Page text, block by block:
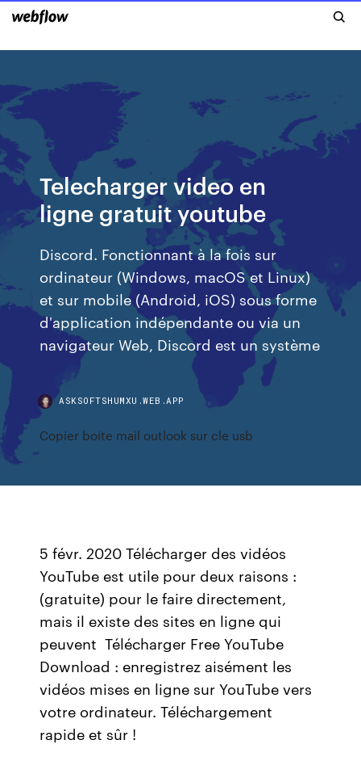
Telecharger video en
ligne gratuit youtube
Discord. Fonctionnant à la fois sur
ordinateur (Windows, macOS et Linux)
et sur mobile (Android, iOS) sous forme
d'application indépendante ou via un
navigateur Web, Discord est un système
ASKSOFTSHUMXU.WEB.APP
Copier boite mail outlook sur cle usb
5 févr. 2020 Télécharger des vidéos
YouTube est utile pour deux raisons :
(gratuite) pour le faire directement,
mais il existe des sites en ligne qui
peuvent Télécharger Free YouTube
Download : enregistrez aisément les
vidéos mises en ligne sur YouTube vers
votre ordinateur. Téléchargement
rapide et sûr !